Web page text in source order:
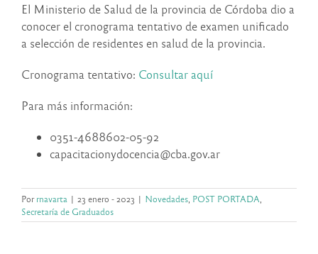
El Ministerio de Salud de la provincia de Córdoba dio a
conocer el cronograma tentativo de examen unificado
a selección de residentes en salud de la provincia.
Cronograma tentativo: Consultar aquí
Para más información:
0351-4688602-05-92
capacitacionydocencia@cba.gov.ar
Porrnavarta | 23 enero - 2023 | Novedades POST PORTADA
Secretaría de Graduados